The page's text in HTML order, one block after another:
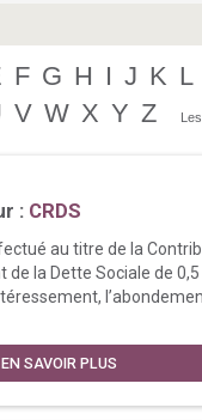
F G H I J K L
V W X Y Z
: CRDS
au titre de la
de la Dette Sociale de 0,5
EN SAVOIR PLUS